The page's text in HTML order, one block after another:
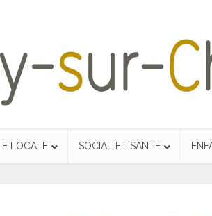
LOCALE SOCIAL ET SANTÉ